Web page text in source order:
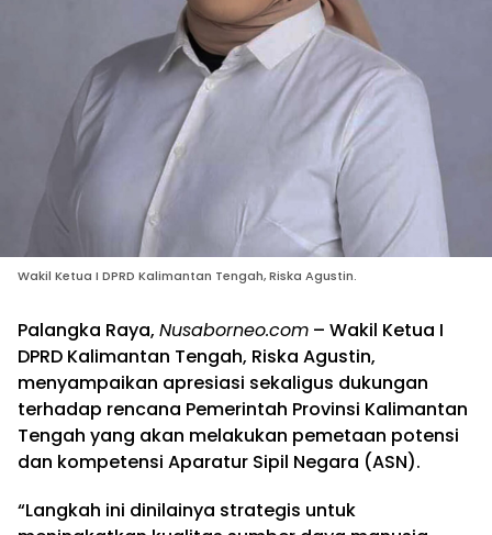
Wakil Ketua I DPRD Kalimantan Tengah, Riska Agustin.
Palangka Raya, Nusaborneo.com – Wakil Ketua I
DPRD Kalimantan Tengah, Riska Agustin,
menyampaikan apresiasi sekaligus dukungan
terhadap rencana Pemerintah Provinsi Kalimantan
Tengah yang akan melakukan pemetaan potensi
dan kompetensi Aparatur Sipil Negara (ASN).
“Langkah ini dinilainya strategis untuk